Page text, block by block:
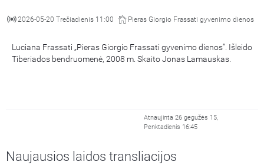
2026-05-20 Trečiadienis 11:00 Pieras Giorgio Frassati gyvenimo dienos
Luciana Frassati „Pieras Giorgio Frassati gyvenimo dienos“. Išleido
Tiberiados bendruomenė, 2008 m. Skaito Jonas Lamauskas.
Atnaujinta 26 gegužės 15,
Penktadienis 16:45
Naujausios laidos transliacijos